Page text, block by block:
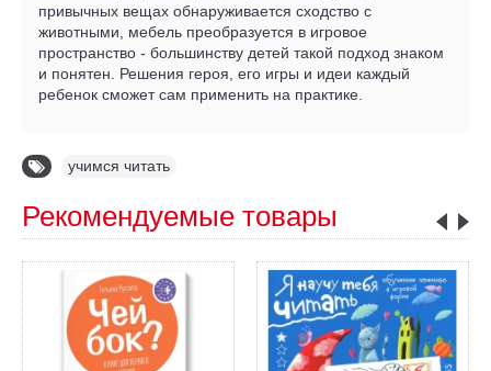
привычных вещах обнаруживается сходство с
животными, мебель преобразуется в игровое
пространство - большинству детей такой подход знаком
и понятен. Решения героя, его игры и идеи каждый
ребенок сможет сам применить на практике.
учимся читать
Рекомендуемые товары